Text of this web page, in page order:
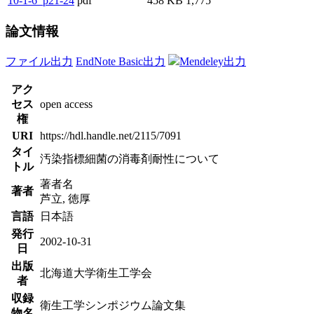
論文情報
ファイル出力 EndNote Basic出力 Mendeley出力
アク
セス
権
open access
URI https://hdl.handle.net/2115/7091
タイ
トル
汚染指標細菌の消毒剤耐性について
著者
著者名
芦立, 徳厚
言語
日本語
発行
日
2002-10-31
出版
者
北海道大学衛生工学会
収録
衛生工学シンポジウム論文集